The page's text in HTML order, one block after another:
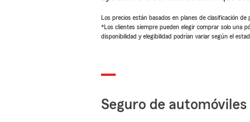
Los precios están basados en planes de clasificación
*Los clientes siempre pueden elegir comprar solo una
disponibilidad y elegibilidad podrían variar según el
Seguro de automóviles